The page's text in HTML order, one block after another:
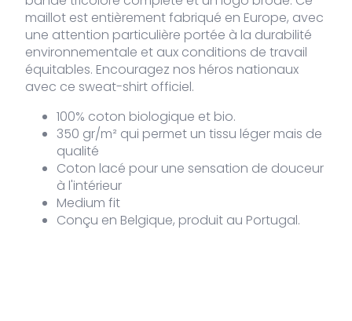
maillot est entièrement fabriqué en Europe, avec
une attention particulière portée à la durabilité
environnementale et aux conditions de travail
équitables. Encouragez nos héros nationaux
avec ce sweat-shirt officiel.
100% coton biologique et bio.
350 gr/m² qui permet un tissu léger mais de
qualité
Coton lacé pour une sensation de douceur
à l'intérieur
Medium fit
Conçu en Belgique, produit au Portugal.